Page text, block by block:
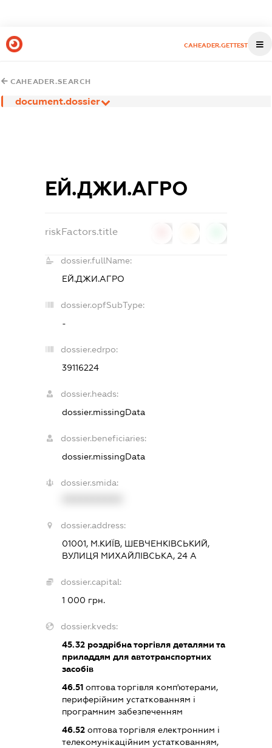
CAHEADER.GETTEST
CAHEADER.SEARCH
document.dossier
ЕЙ.ДЖИ.АГРО
riskFactors.title
dossier.fullName:
ЕЙ.ДЖИ.АГРО
dossier.opfSubType:
-
dossier.edrpo:
39116224
dossier.heads:
dossier.missingData
dossier.beneficiaries:
dossier.missingData
dossier.smida:
dossier.address:
01001, М.КИЇВ, ШЕВЧЕНКІВСЬКИЙ,
ВУЛИЦЯ МИХАЙЛІВСЬКА, 24 А
dossier.capital:
1 000 грн.
dossier.kveds:
45.32 роздрібна торгівля деталями та
приладдям для автотранспортних
засобів
46.51 оптова торгівля комп'ютерами,
периферійним устаткованням і
програмним забезпеченням
46.52 оптова торгівля електронним і
телекомунікаційним устаткованням,